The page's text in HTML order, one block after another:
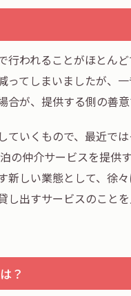
行われることがほとん
ってしまいましたが、
合が、提供する側の善
ていくもので、最近で
の仲介サービスを提供
新しい業態として、徐
し出すサービスのこと
？